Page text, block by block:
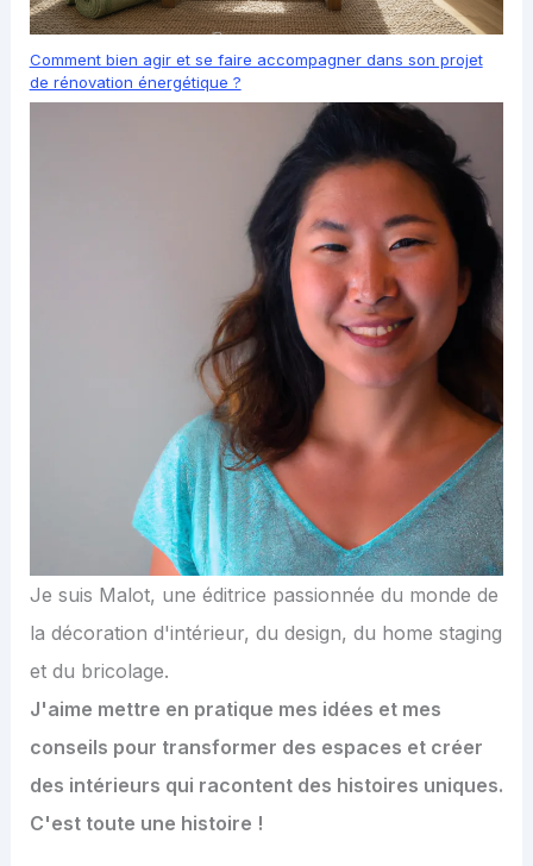
Comment bien agir et se faire accompagner dans son projet
de rénovation énergétique ?
Je suis Malot, une éditrice passionnée du monde de
la décoration d'intérieur, du design, du home staging
et du bricolage.
J'aime mettre en pratique mes idées et mes
conseils pour transformer des espaces et créer
des intérieurs qui racontent des histoires uniques.
C'est toute une histoire !